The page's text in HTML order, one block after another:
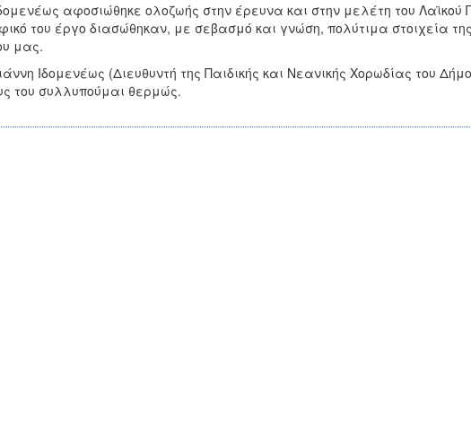
αφοσιώθηκε ολοζωής στην έρευνα και στην μελέτη του Λαϊκού
του έργο διασώθηκαν, με σεβασμό και γνώση, πολύτιμα στοιχεία
μας.
Ιδομενέως (Διευθυντή της Παιδικής και Νεανικής Χορωδίας του
του συλλυπούμαι θερμώς.